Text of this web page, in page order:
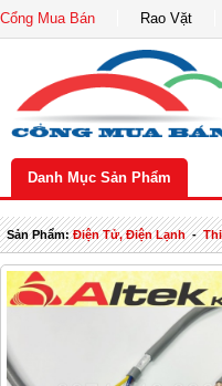
Cổng Mua Bán Rao Vặt
Danh Mục Sản Phẩm
Sản Phẩm:Điện Tử, Điện Lạnh-